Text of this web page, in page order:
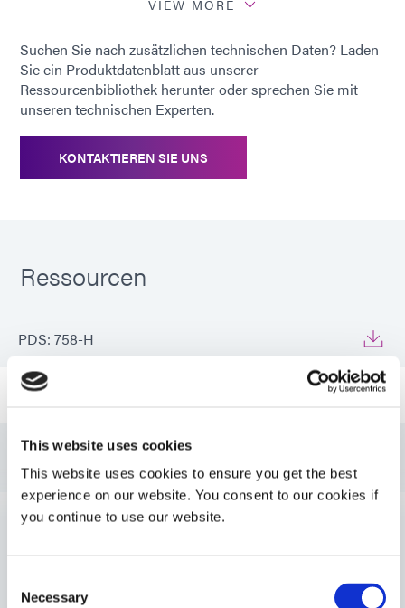
This website uses cookies
This website uses cookies to ensure you get the best
experience on our website. You consent to our cookies if
you continue to use our website.
Selection
Necessary
Aushärtungszeit basierend auf
Dymax 5000-EC Lichthärtend
Flächenlampensystem (200
mW/cm2)
VIEW MORE
Suchen Sie nach zusätzlichen technischen Daten? Laden
Sie ein Produktdatenblatt aus unserer
Ressourcenbibliothek herunter oder sprechen Sie mit
unseren technischen Experten.
KONTAKTIEREN SIE UNS
Ressourcen
PDS: 758-H
Leitfaden: Luft- und Raumfahrt & Verteidigung (EN)
Leitfaden: Luft- und Raumfahrt & Verteidigung
(Asien|EN)
Leitfaden: Luft- und Raumfahrt & Verteidigung
Leitfaden: SpeedMask Maskierungsmittel (EN)